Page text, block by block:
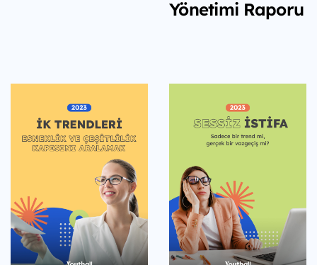
Yönetimi Raporu